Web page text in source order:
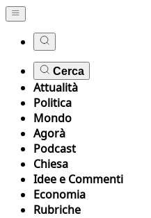
Cerca
Attualità
Politica
Mondo
Agorà
Podcast
Chiesa
Idee e Commenti
Economia
Rubriche